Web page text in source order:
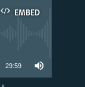
EMBED
29:59